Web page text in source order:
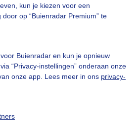
kun je kiezen voor een
op “Buienradar Premium” te
Buienradar en kun je opnieuw
“Privacy-instellingen” onderaan onze
onze app. Lees meer in ons privacy-